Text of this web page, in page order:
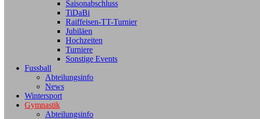
Saisonabschluss
TiDaBi
Raiffeisen-TT-Turnier
Jubiläen
Hochzeiten
Turniere
Sonstige Events
Fussball
Abteilungsinfo
News
Wintersport
Gymnastik
Abteilungsinfo